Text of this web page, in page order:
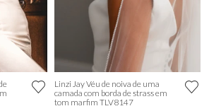
Linzi Jay Véu de noiva de uma
camada com borda de strass em
tom marfim TLV8147